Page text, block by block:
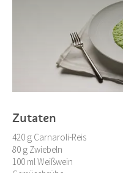
Zutaten
420 g Carnaroli-Reis
80 g Zwiebeln
100 ml Weißwein